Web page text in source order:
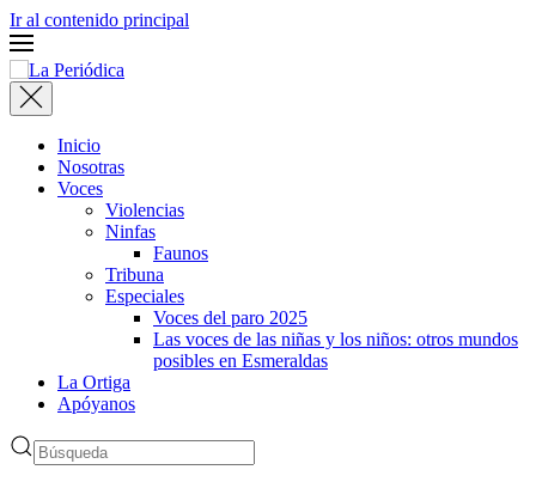
Ir al contenido principal
Inicio
Nosotras
Voces
Violencias
Ninfas
Faunos
Tribuna
Especiales
Voces del paro 2025
Las voces de las niñas y los niños: otros mundos
posibles en Esmeraldas
La Ortiga
Apóyanos